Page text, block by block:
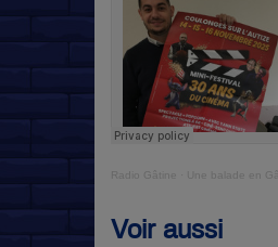
Radio Gâtine Une balade en
Voir aussi